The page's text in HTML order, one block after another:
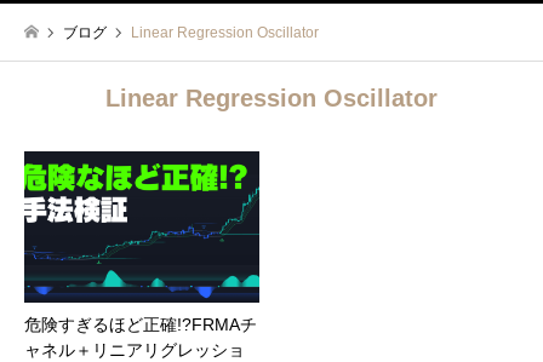
ブログ Linear Regression Oscillator
Linear Regression Oscillator
危険すぎるほど正確!?FRMAチ
ャネル＋リニアリグレッショ